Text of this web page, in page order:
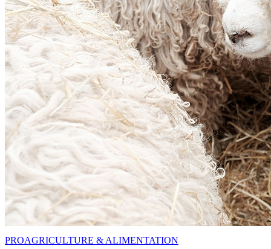
PROAGRICULTURE & ALIMENTATION